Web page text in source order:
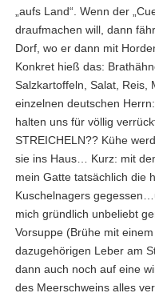
„aufs Land“. Wenn der
draufmachen will, dann
Dorf, wo er dann mit
Konkret hieß das:
Salzkartoffeln, Salat,
einzelnen deutschen
halten uns für völlig
STREICHELN?? Kühe
sie ins Haus… Kurz: mit
mein Gatte tatsächlich die
Kuschelnagers
mich gründlich unbeliebt
Vorsuppe (Brühe mit
dazugehörigen Leber am
dann auch noch auf eine
des Meerschweins alles